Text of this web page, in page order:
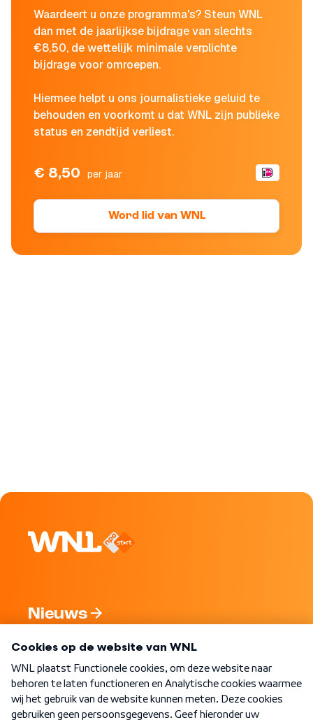
Waardeert u onze programma's? Steun WNL
dan met de jaarlijkse bijdrage van slechts
€8,50, de wettelijk minimale verplichte
bijdrage voor omroepen.
Hiermee helpt u ons journalistieke geluid te
behouden en voorkomt u dat WNL zijn publieke
status en zendtijd verliest.
€ 8,50 per jaar
Word lid van WNL
Nieuws
Nieuwsbrief
Word Lid